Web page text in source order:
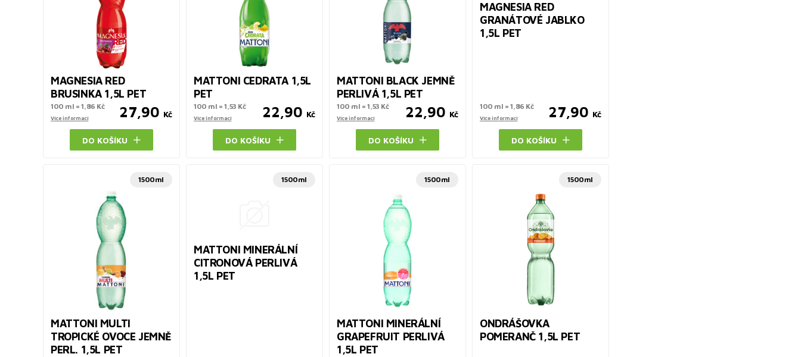
MAGNESIA RED
BRUSINKA 1,5L PET
100 ml = 1,86 Kč
Více informací 27,90 Kč
DO KOŠÍKU
MATTONI CEDRATA 1,5L
PET
100 ml = 1,53 Kč
Více informací 22,90 Kč
DO KOŠÍKU
MATTONI BLACK JEMNĚ
PERLIVÁ 1,5L PET
100 ml = 1,53 Kč
Více informací 22,90 Kč
DO KOŠÍKU
MAGNESIA RED
GRANÁTOVÉ JABLKO
1,5L PET
100 ml = 1,86 Kč
Více informací 27,90 Kč
DO KOŠÍKU
1500ml
MATTONI MULTI
TROPICKÉ OVOCE JEMNĚ
PERL. 1,5L PET
1500ml
MATTONI MINERÁLNÍ
CITRONOVÁ PERLIVÁ
1,5L PET
1500ml
MATTONI MINERÁLNÍ
GRAPEFRUIT PERLIVÁ
1,5L PET
1500ml
ONDRÁŠOVKA
POMERANČ 1,5L PET